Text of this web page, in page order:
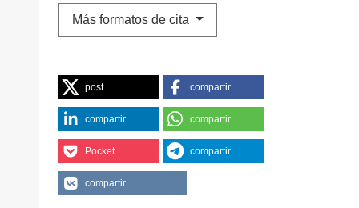
Más formatos de cita
post compartir
compartir compartir
Pocket compartir
compartir